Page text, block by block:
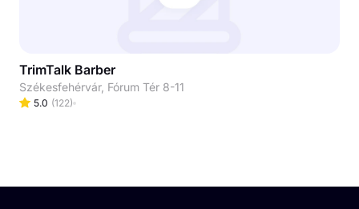
TrimTalk Barber
Székesfehérvár, Fórum Tér 8-11
5.0 (122)